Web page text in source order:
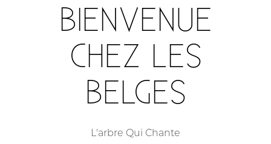
BIENVENUE
CHEZ LES
BELGES
L'arbre Qui Chante